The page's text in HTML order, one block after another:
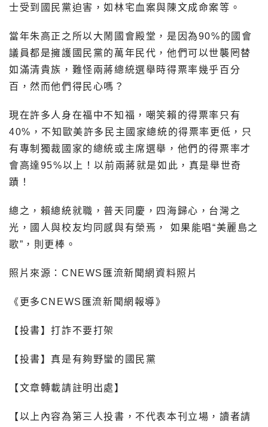
士受到國民黨迫害，如林宅血案與陳文成命案等。
當年朱高正之所以大鬧國會殿堂，是因為90%的國會
議員都是擁護國民黨的萬年民代，他們可以世襲罔替
如滿清貴族，難怪兩蔣總統選舉時得票率幾乎百分
百，然而他們得民心嗎？
現在許多人身在福中不知福，嘲笑賴的得票率只有
40%，不知歐美許多民主國家總統的得票率更低，只
有專制獨裁國家的總統或主席選舉，他們的得票率才
會高達95%以上！以前兩蔣就是如此，真是舉世奇
蹟！
總之，賴總統就職，普天同慶，四海歸心，台灣之
光，國人與校友均同感與有榮焉， 如果能唱“美麗島之
歌”，則更棒。
照片來源：CNEWS匯流新聞網資料照片
《更多CNEWS匯流新聞網報導》
【投書】打詐不要打架
【投書】真是有夠野蠻的國民黨
【文章轉載請註明出處】
【以上內容為第三人投書，不代表本刊立場，讀者請